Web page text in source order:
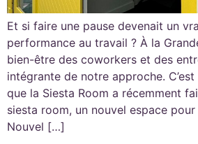
Et si faire une pause devenait un
performance au travail ? À la
bien-être des coworkers et des
intégrante de notre approche.
que la Siesta Room a récemment
siesta room, un nouvel espace
Nouvel […]